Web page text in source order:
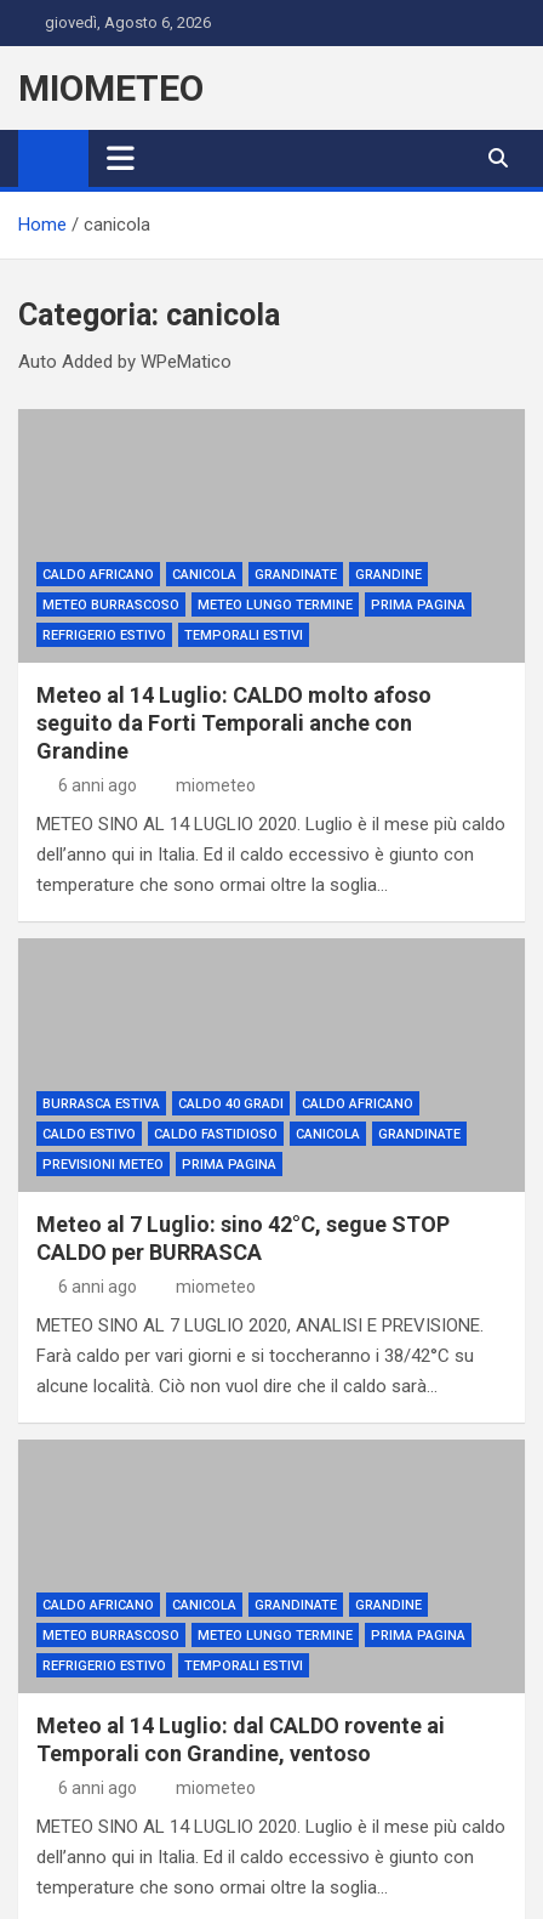
to
content
giovedì, Agosto 6, 2026
MIOMETEO
Home canicola
Categoria: canicola
Auto Added by WPeMatico
CALDO AFRICANO CANICOLA GRANDINATE
GRANDINE
METEO BURRASCOSO
METEO LUNGO TERMINE
PRIMA PAGINA
REFRIGERIO ESTIVO
TEMPORALI ESTIVI
Meteo al 14 Luglio: CALDO molto afoso
seguito da Forti Temporali anche con
Grandine
6 anni ago miometeo
METEO SINO AL 14 LUGLIO 2020. Luglio è il mese più caldo
dell’anno qui in Italia. Ed il caldo eccessivo è giunto con
temperature che sono ormai oltre la soglia…
BURRASCA ESTIVA CALDO 40 GRADI
CALDO AFRICANO
CALDO ESTIVO
CALDO FASTIDIOSO CANICOLA
GRANDINATE
PREVISIONI METEO
PRIMA PAGINA
Meteo al 7 Luglio: sino 42°C, segue STOP
CALDO per BURRASCA
6 anni ago miometeo
METEO SINO AL 7 LUGLIO 2020, ANALISI E PREVISIONE.
Farà caldo per vari giorni e si toccheranno i 38/42°C su
alcune località. Ciò non vuol dire che il caldo sarà…
CALDO AFRICANO CANICOLA GRANDINATE
GRANDINE
METEO BURRASCOSO
METEO LUNGO TERMINE
PRIMA PAGINA
REFRIGERIO ESTIVO
TEMPORALI ESTIVI
Meteo al 14 Luglio: dal CALDO rovente ai
Temporali con Grandine, ventoso
6 anni ago miometeo
METEO SINO AL 14 LUGLIO 2020. Luglio è il mese più caldo
dell’anno qui in Italia. Ed il caldo eccessivo è giunto con
temperature che sono ormai oltre la soglia…